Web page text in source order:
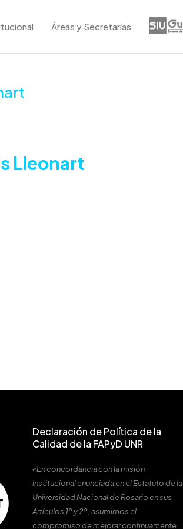
Áreas y Secretarías
Lleonart
Declaración de Política de la
Calidad de la FAPyD UNR
«En concordancia con la misión
institucional enunciada en el Estatuto de la
Universidad Nacional de Rosario en sus
Artículos 1º y 2º, asumimos el
compromiso de mejorar continuamente